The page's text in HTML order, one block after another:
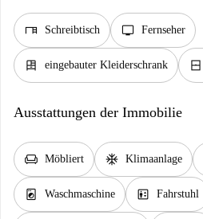
desk Schreibtisch tv Fernseher
dresser eingebauter Kleiderschrank window_closed
Ausstattungen der Immobilie
chair Möbliert ac_unit Klimaanlage
local_laundry_service Waschmaschine elevator Fahrstuhl